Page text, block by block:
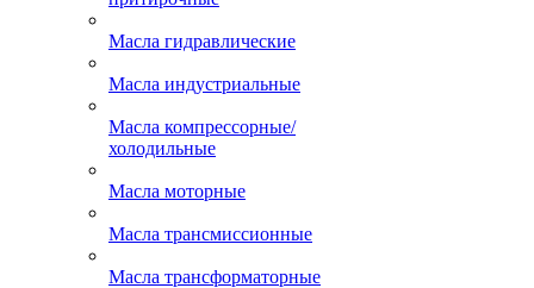
Масла гидравлические
Масла индустриальные
Масла компрессорные/
холодильные
Масла моторные
Масла трансмиссионные
Масла трансформаторные